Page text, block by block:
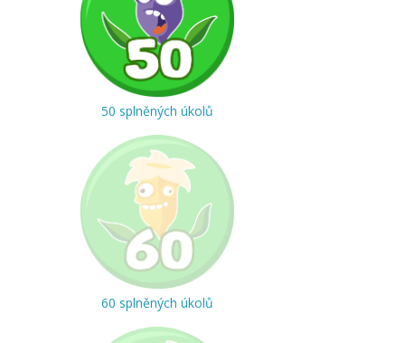
50 splněných úkolů
60 splněných úkolů